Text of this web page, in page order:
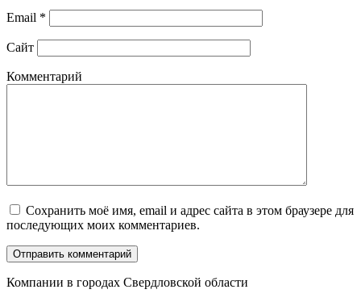
Email *
Сайт
Комментарий
Сохранить моё имя, email и адрес сайта в этом браузере для
последующих моих комментариев.
Компании в городах Свердловской области